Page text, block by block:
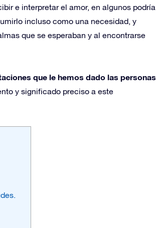
e interpretar el amor, en algunos podría
incluso como una necesidad, y
que se esperaban y al encontrarse
que le hemos dado las personas
y significado preciso a este